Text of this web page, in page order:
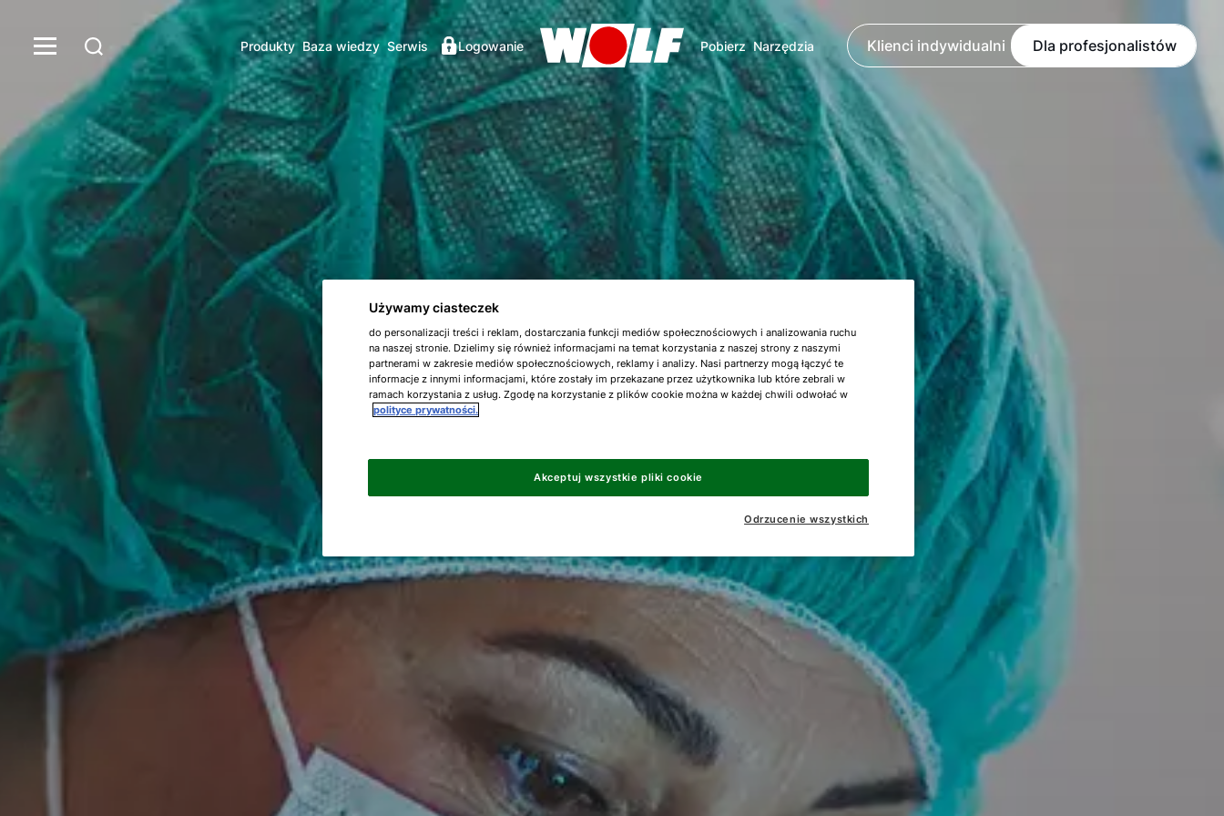
Produkty Baza wiedzy Serwis Logowanie Pobierz Narzędzia Klienci indywidualni Dla profesjonalistów
Używamy ciasteczek
do personalizacji treści i reklam, dostarczania funkcji mediów społecznościowych i analizowania ruchu
na naszej stronie. Dzielimy się również informacjami na temat korzystania z naszej strony z naszymi
partnerami w zakresie mediów społecznościowych, reklamy i analizy. Nasi partnerzy mogą łączyć te
informacje z innymi informacjami, które zostały im przekazane przez użytkownika lub które zebrali w
ramach korzystania z usług. Zgodę na korzystanie z plików cookie można w każdej chwili odwołać w
polityce prywatności.
Odrzucenie wszystkich
Akceptuj wszystkie pliki cookie